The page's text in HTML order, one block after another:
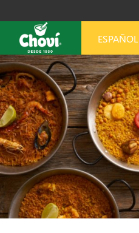
ESPAÑOL